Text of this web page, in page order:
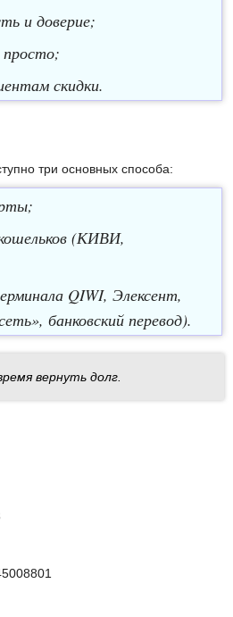
и доверие;
просто;
скидки.
три основных способа:
(КИВИ,
QIWI, Элексент,
банковский перевод).
вернуть долг.